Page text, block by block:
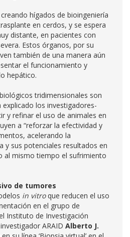
hígados de bioingeniería
en cerdos, y se espera
distante, en pacientes con
Estos órganos, por su
también de una manera aún
el funcionamiento y
hepático.
tridimensionales son
los investigadores-
y refinar el uso de animales en
a “reforzar la efectividad y
acelerando la
y sus potenciales resultados en
al mismo tiempo el sufrimiento
de tumores
in vitroque reducen el uso
en el grupo de
Instituto de Investigación
ARAID Alberto J.